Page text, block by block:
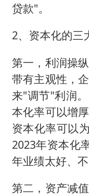
贷款"。
2、资本化的三
第一，利润操
带有主观性，
来"调节"利润
本化率可以增
资本化率可以
2023年资本化
年业绩太好、
第二，资产减